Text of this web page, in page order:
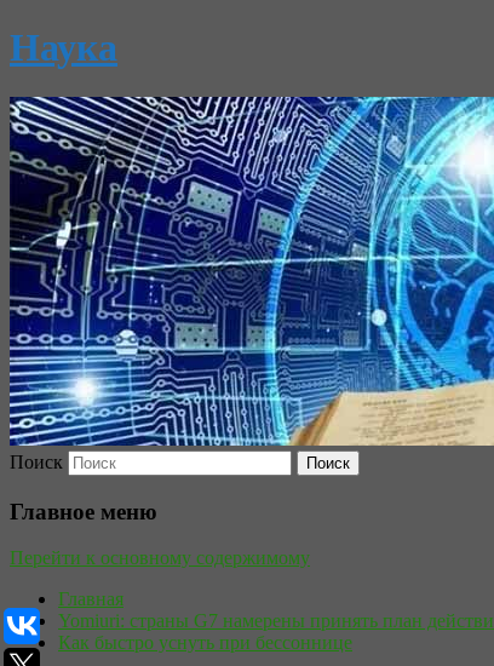
Наука
Поиск
Главное меню
Перейти к основному содержимому
Главная
Yomiuri: страны G7 намерены принять план
Как быстро уснуть при бессоннице